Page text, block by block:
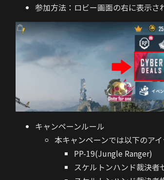
参加方法：ロビー画面の右に表示
キャンペーンルール
本キャンペーンでは以下のアイ
PP-19(Jungle Ranger)
スケルトンハンド裁決者